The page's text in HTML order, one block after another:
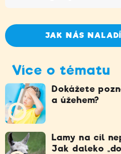
JAK NÁS
Více o tématu
Dokážete
a úžehem?
Lamy na cíl
Jak daleko